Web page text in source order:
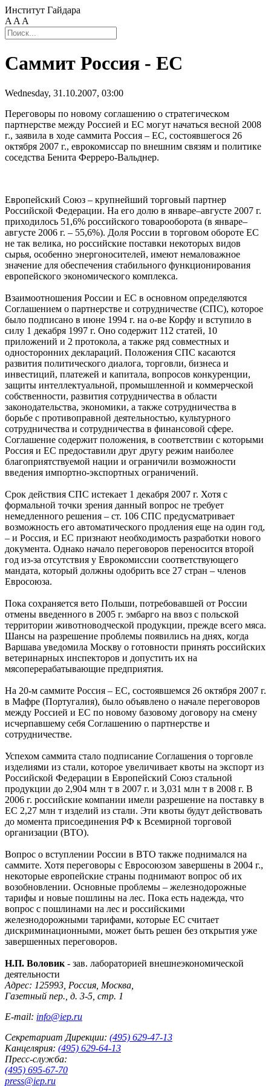
Институт Гайдара
A A A
Саммит Россия - ЕС
Wednesday, 31.10.2007, 03:00
Переговоры по новому соглашению о стратегическом
партнерстве между Россией и ЕС могут начаться весной 2008
г., заявила в ходе саммита Россия – ЕС, состоявшегося 26
октября 2007 г., еврокомиссар по внешним связям и политике
соседства Бенита Ферреро-Вальднер.
Европейский Союз – крупнейший торговый партнер
Российской Федерации. На его долю в январе–августе 2007 г.
приходилось 51,6% российского товарооборота (в январе–
августе 2006 г. – 55,6%). Доля России в торговом обороте ЕС
не так велика, но российские поставки некоторых видов
сырья, особенно энергоносителей, имеют немаловажное
значение для обеспечения стабильного функционирования
европейского экономического комплекса.
Взаимоотношения России и ЕС в основном определяются
Соглашением о партнерстве и сотрудничестве (СПС), которое
было подписано в июне 1994 г. на о-ве Корфу и вступило в
силу 1 декабря 1997 г. Оно содержит 112 статей, 10
приложений и 2 протокола, а также ряд совместных и
односторонних деклараций. Положения СПС касаются
развития политического диалога, торговли, бизнеса и
инвестиций, платежей и капитала, вопросов конкуренции,
защиты интеллектуальной, промышленной и коммерческой
собственности, развития сотрудничества в области
законодательства, экономики, а также сотрудничества в
борьбе с противоправной деятельностью, культурного
сотрудничества и сотрудничества в финансовой сфере.
Соглашение содержит положения, в соответствии с которыми
Россия и ЕС предоставили друг другу режим наиболее
благоприятствуемой нации и ограничили возможности
введения импортно-экспортных ограничений.
Срок действия СПС истекает 1 декабря 2007 г. Хотя с
формальной точки зрения данный вопрос не требует
немедленного решения – ст. 106 СПС предусматривает
возможность его автоматического продления еще на один год,
– и Россия, и ЕС признают необходимость разработки нового
документа. Однако начало переговоров переносится второй
год из-за отсутствия у Еврокомиссии соответствующего
мандата, который должны одобрить все 27 стран – членов
Евросоюза.
Пока сохраняется вето Польши, потребовавшей от России
отмены введенного в 2005 г. эмбарго на ввоз с польской
территории животноводческой продукции, прежде всего мяса.
Шансы на разрешение проблемы появились на днях, когда
Варшава уведомила Москву о готовности принять российских
ветеринарных инспекторов и допустить их на
мясоперерабатывающие предприятия.
На 20-м саммите Россия – ЕС, состоявшемся 26 октября 2007 г.
в Мафре (Португалия), было объявлено о начале переговоров
между Россией и ЕС по новому базовому договору на смену
исчерпавшему себя Соглашению о партнерстве и
сотрудничестве.
Успехом саммита стало подписание Соглашения о торговле
изделиями из стали, которое увеличивает квоты на экспорт из
Российской Федерации в Европейский Союз стальной
продукции до 2,904 млн т в 2007 г. и 3,031 млн т в 2008 г. В
2006 г. российские компании имели разрешение на поставку в
ЕС 2,27 млн т изделий из стали. Эти квоты будут действовать
до момента присоединения РФ к Всемирной торговой
организации (ВТО).
Вопрос о вступлении России в ВТО также поднимался на
саммите. Хотя переговоры с Евросоюзом завершены в 2004 г.,
некоторые европейские страны поднимают вопрос об их
возобновлении. Основные проблемы – железнодорожные
тарифы и новые пошлины на лес. Пока есть надежда, что
вопрос с пошлинами на лес и российскими
железнодорожными тарифами, которые ЕС считает
дискриминационными, может быть решен без открытия уже
завершенных переговоров.
Н.П. Воловик - зав. лабораторией внешнеэкономической
деятельности
Адрес: 125993, Россия, Москва,
Газетный пер., д. 3-5, стр. 1
E-mail: info@iep.ru
Секретариат Дирекции: (495) 629-47-13
Канцелярия: (495) 629-64-13
Пресс-служба:
(495) 695-67-70
press@iep.ru